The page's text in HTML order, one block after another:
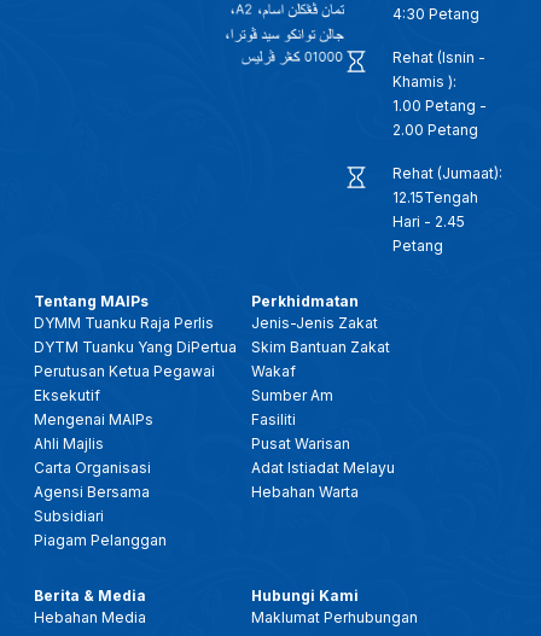
4:30 Petang
Rehat (Isnin -
Khamis ):
1.00 Petang -
2.00 Petang
Rehat (Jumaat):
12.15Tengah
Hari - 2.45
Petang
Tentang MAIPs
DYMM Tuanku Raja Perlis
DYTM Tuanku Yang DiPertua
Perutusan Ketua Pegawai
Eksekutif
Mengenai MAIPs
Ahli Majlis
Carta Organisasi
Agensi Bersama
Subsidiari
Piagam Pelanggan
Perkhidmatan
Jenis-Jenis Zakat
Skim Bantuan Zakat
Wakaf
Sumber Am
Fasiliti
Pusat Warisan
Adat Istiadat Melayu
Hebahan Warta
Berita & Media
Hebahan Media
Hubungi Kami
Maklumat Perhubungan